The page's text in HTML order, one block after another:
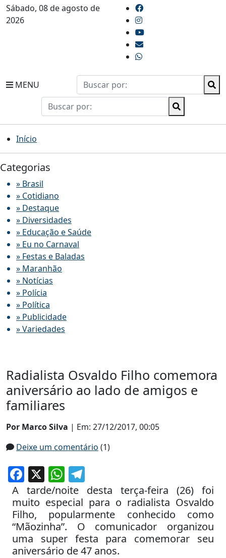
Sábado, 08 de agosto de
2026
MENU
Início
Categorias
» Brasil
» Cotidiano
» Destaque
» Diversidades
» Educação e Saúde
» Eu no Carnaval
» Festas e Baladas
» Maranhão
» Notícias
» Polícia
» Política
» Publicidade
» Variedades
Radialista Osvaldo Filho comemora
aniversário ao lado de amigos e
familiares
Por Marco Silva | Em: 27/12/2017, 00:05
Deixe um comentário (1)
Facebook
X WhatsApp
A tarde/noite desta terça-feira (26) foi
muito especial para o radialista Osvaldo
Filho, popularmente conhecido como
“Mãozinha”. O comunicador organizou
uma super festa para comemorar seu
aniversário de 47 anos.